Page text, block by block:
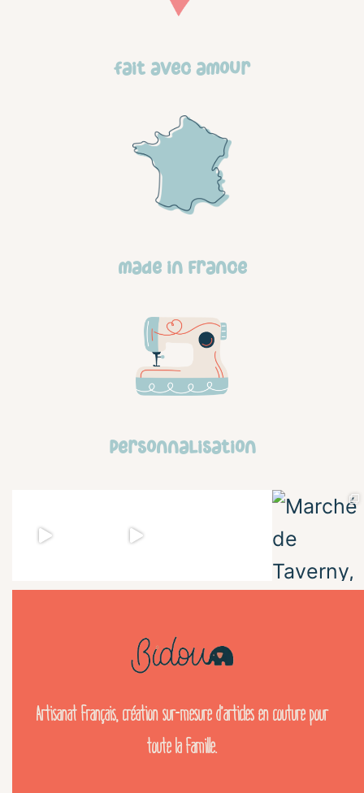
Fait avec amour
made in france
personnalisation
Artisanat français, création sur-mesure d’articles en couture pour
toute la famille.